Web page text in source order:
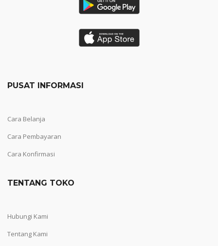
PUSAT INFORMASI
Cara Belanja
Cara Pembayaran
Cara Konfirmasi
TENTANG TOKO
Hubungi Kami
Tentang Kami